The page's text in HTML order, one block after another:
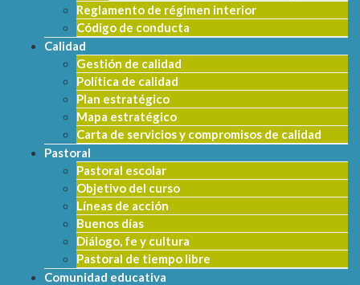
Reglamento de régimen interior
Código de conducta
Calidad
Gestión de calidad
Política de calidad
Plan estratégico
Mapa estratégico
Carta de servicios y compromisos de calidad
Pastoral
Pastoral escolar
Objetivo del curso
Líneas de acción
Buenos días
Diálogo, fe y cultura
Pastoral de tiempo libre
Comunidad educativa